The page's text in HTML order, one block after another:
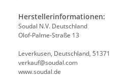
Herstellerinformationen:
Soudal N.V. Deutschland
Olof-Palme-Straße 13
Leverkusen, Deutschland, 51371
verkauf@soudal.com
www.soudal.de